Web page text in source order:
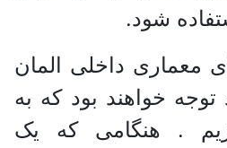
شود.
معماری داخلی المان
خواهند بود که به
. هنگامی که یک